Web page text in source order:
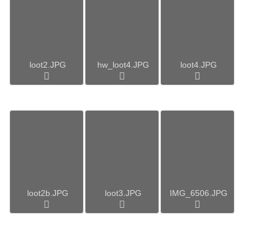
loot2.JPG hw_loot4.JPG loot4.JPG
loot2b.JPG loot3.JPG IMG_6506.JPG